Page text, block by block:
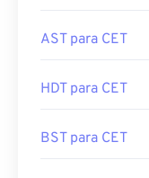
AST para CET
HDT para CET
BST para CET